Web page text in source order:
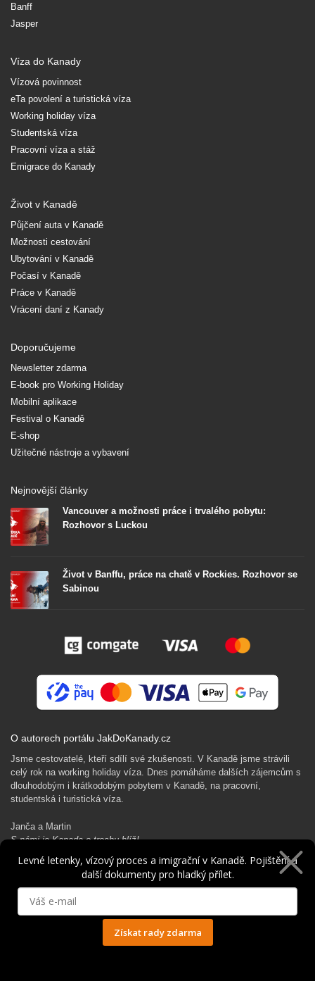
Banff
Jasper
Víza do Kanady
Vízová povinnost
eTa povolení a turistická víza
Working holiday víza
Studentská víza
Pracovní víza a stáž
Emigrace do Kanady
Život v Kanadě
Půjčení auta v Kanadě
Možnosti cestování
Ubytování v Kanadě
Počasí v Kanadě
Práce v Kanadě
Vrácení daní z Kanady
Doporučujeme
Newsletter zdarma
E-book pro Working Holiday
Mobilní aplikace
Festival o Kanadě
E-shop
Užitečné nástroje a vybavení
Nejnovější články
Vancouver a možnosti práce i trvalého pobytu:
Rozhovor s Luckou
Život v Banffu, práce na chatě v Rockies. Rozhovor se
Sabinou
O autorech portálu JakDoKanady.cz
Jsme cestovatelé, kteří sdílí své zkušenosti. V Kanadě jsme strávili
celý rok na working holiday víza. Dnes pomáháme dalších zájemcům s
dlouhodobým i krátkodobým pobytem v Kanadě, na pracovní,
studentská i turistická víza.
Janča a Martin
S námi je Kanada o trochu blíž!
Rádi Ti pomůžeme s kanadským dobrodružstvím…
Levné letenky, vízový proces a imigrační v Kanadě. Pojištění a
další dokumenty pro hladký přílet.
Získat rady zdarma